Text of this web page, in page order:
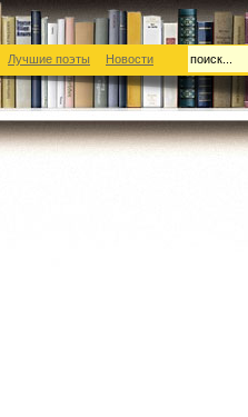
Лучшие поэты Новости